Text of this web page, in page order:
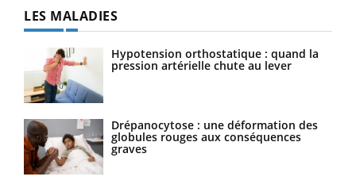
LES MALADIES
Hypotension orthostatique : quand la
pression artérielle chute au lever
Drépanocytose : une déformation des
globules rouges aux conséquences
graves